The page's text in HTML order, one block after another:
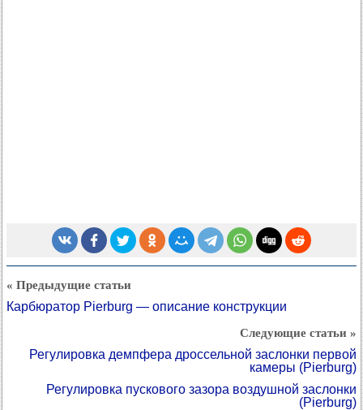
« Предыдущие статьи
Карбюратор Pierburg — описание конструкции
Следующие статьи »
Регулировка демпфера дроссельной заслонки первой
камеры (Pierburg)
Регулировка пускового зазора воздушной заслонки
(Pierburg)